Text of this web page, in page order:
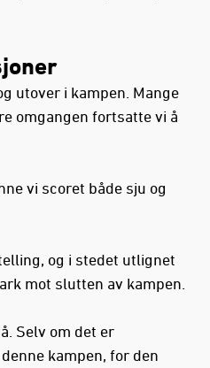
utover i kampen. Mange
omgangen fortsatte vi å
vi scoret både sju og
og i stedet utlignet
mot slutten av kampen.
Selv om det er
kampen, for den